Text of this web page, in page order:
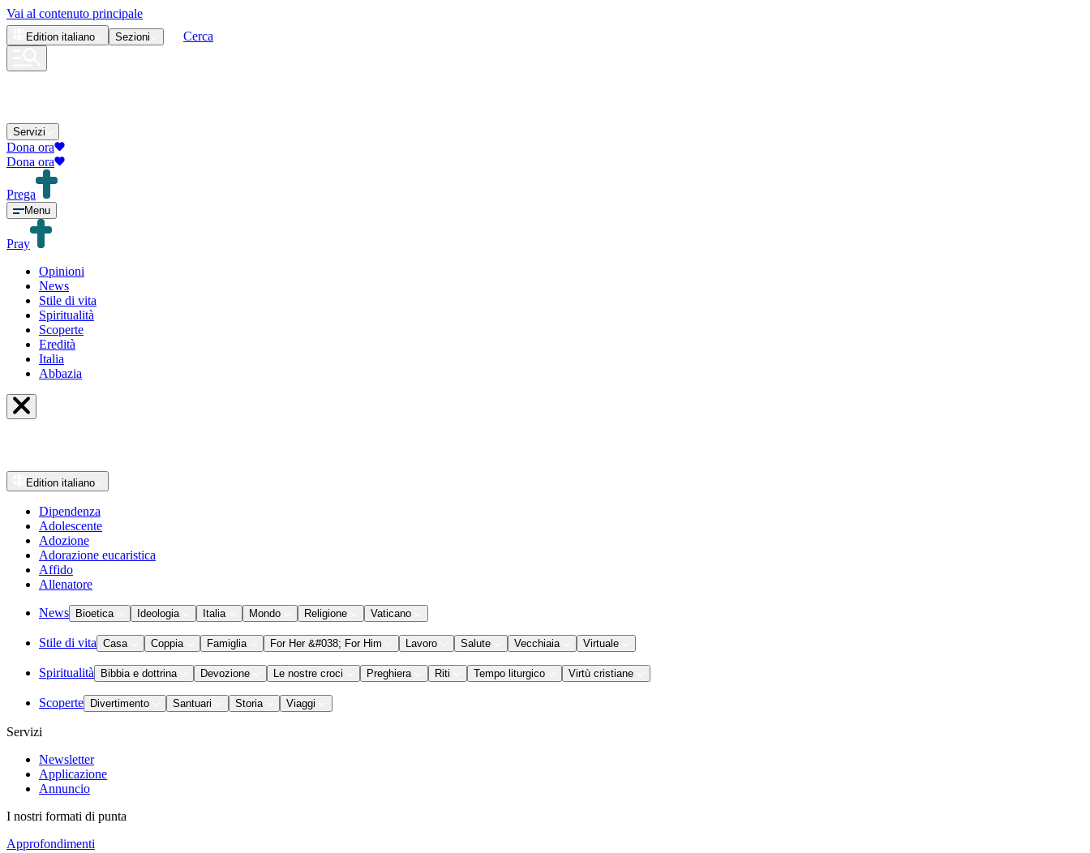
Vai al contenuto principale
Edition italiano Sezioni Cerca
Servizi
Dona ora
Dona ora
Prega
Menu
Pray
Opinioni
News
Stile di vita
Spiritualità
Scoperte
Eredità
Italia
Abbazia
Edition italiano
Dipendenza
Adolescente
Adozione
Adorazione eucaristica
Affido
Allenatore
News Bioetica Ideologia Italia Mondo Religione Vaticano
Stile di vita Casa Coppia Famiglia For Her &#038; For Him Lavoro Salute Vecchiaia Virtuale
Spiritualità Bibbia e dottrina Devozione Le nostre croci Preghiera Riti Tempo liturgico Virtù cristiane
Scoperte Divertimento Santuari Storia Viaggi
Servizi
Newsletter
Applicazione
Annuncio
I nostri formati di punta
Approfondimenti